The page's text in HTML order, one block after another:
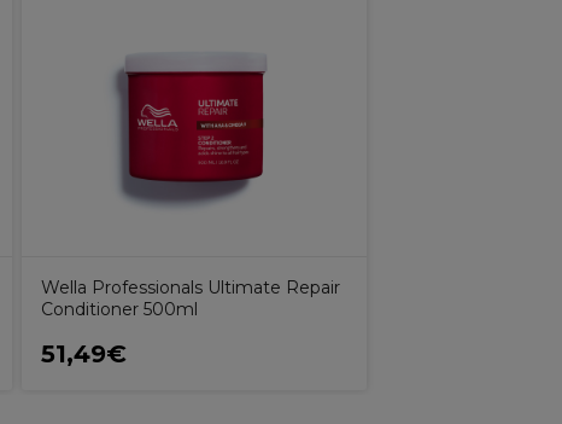
Wella Professionals Ultimate Repair
Conditioner 500ml
51,49€